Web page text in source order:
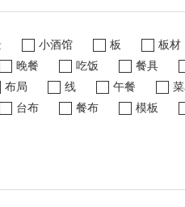
小酒馆 板
板材
晚餐 吃饭
餐具
布局 线 午餐
台布 餐布 模板